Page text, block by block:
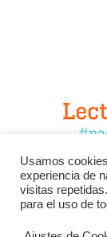
Facebook
YouTube
Usamos
experiencia de
visitas
para el uso de